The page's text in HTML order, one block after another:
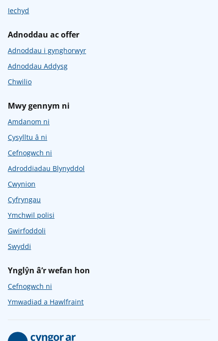
Iechyd
Adnoddau ac offer
Adnoddau i gynghorwyr
Adnoddau Addysg
Chwilio
Mwy gennym ni
Amdanom ni
Cysylltu â ni
Cefnogwch ni
Adroddiadau Blynyddol
Cwynion
Cyfryngau
Ymchwil polisi
Gwirfoddoli
Swyddi
Ynglŷn â’r wefan hon
Cefnogwch ni
Ymwadiad a Hawlfraint